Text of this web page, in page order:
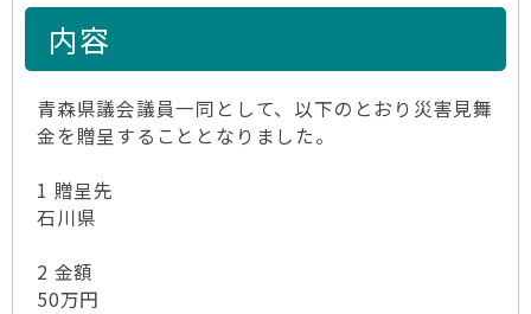
内容
青森県議会議員一同として、以下のとおり災害見舞
金を贈呈することとなりました。
1 贈呈先
石川県
2 金額
50万円